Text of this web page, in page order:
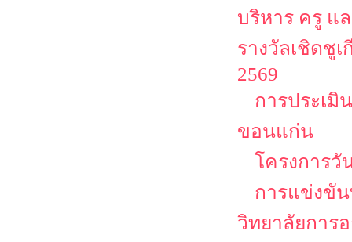
บริหาร ครู แ
รางวัลเชิดชู
2569
การประเมิ
ขอนแก่น
โครงการวั
การแข่งขั
วิทยาลัยการ